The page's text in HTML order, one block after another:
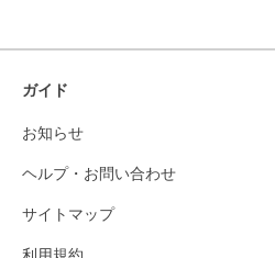
ガイド
お知らせ
ヘルプ・お問い合わせ
サイトマップ
利用規約